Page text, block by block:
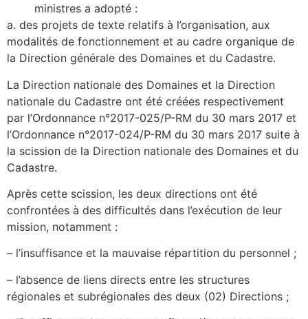
ministres a adopté :
a. des projets de texte relatifs à l’organisation, aux
modalités de fonctionnement et au cadre organique de
la Direction générale des Domaines et du Cadastre.
La Direction nationale des Domaines et la Direction
nationale du Cadastre ont été créées respectivement
par l’Ordonnance n°2017-025/P-RM du 30 mars 2017 et
l’Ordonnance n°2017-024/P-RM du 30 mars 2017 suite à
la scission de la Direction nationale des Domaines et du
Cadastre.
Après cette scission, les deux directions ont été
confrontées à des difficultés dans l’exécution de leur
mission, notamment :
– l’insuffisance et la mauvaise répartition du personnel ;
– l’absence de liens directs entre les structures
régionales et subrégionales des deux (02) Directions ;